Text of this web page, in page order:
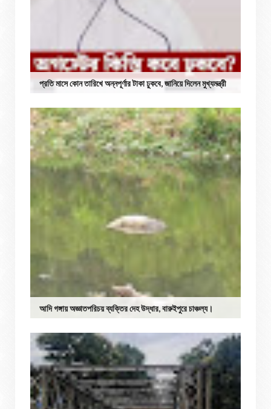
প্রতি মাসে কোন তারিখে অন্নপূর্ণার টাকা ঢুকবে, জানিয়ে দিলেন মুখ্যমন্ত্রী
আদি গঙ্গায় অজ্ঞাতপরিচয় ব্যক্তির দেহ উদ্ধার, বারুইপুরে চাঞ্চল্য।